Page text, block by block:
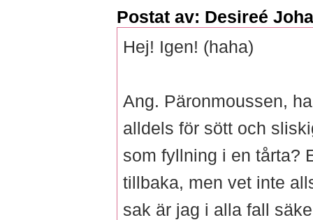
Postat av: Desireé
Hej! Igen! (haha)
Ang. Päronmoussen,
alldels för sött och
som fyllning i en tårta?
tillbaka, men vet inte
sak är jag i alla fall